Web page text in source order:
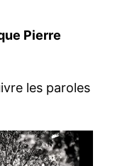
Pierre
les paroles